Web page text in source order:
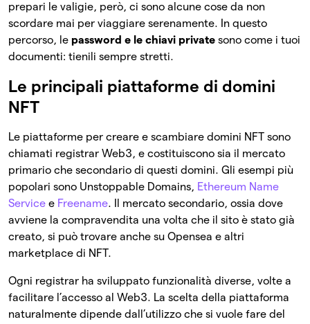
prepari le valigie, però, ci sono alcune cose da non
scordare mai per viaggiare serenamente. In questo
percorso, le password e le chiavi private sono come i tuoi
documenti: tienili sempre stretti.
Le principali piattaforme di domini
NFT
Le piattaforme per creare e scambiare domini NFT sono
chiamati registrar Web3, e costituiscono sia il mercato
primario che secondario di questi domini. Gli esempi più
popolari sono Unstoppable Domains, Ethereum Name
Service e Freename. Il mercato secondario, ossia dove
avviene la compravendita una volta che il sito è stato già
creato, si può trovare anche su Opensea e altri
marketplace di NFT.
Ogni registrar ha sviluppato funzionalità diverse, volte a
facilitare l’accesso al Web3. La scelta della piattaforma
naturalmente dipende dall’utilizzo che si vuole fare del